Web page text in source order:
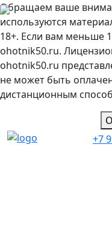
Обращаем ваше
используются
18+. Если вам меньше
ohotnik50.ru.
ohotnik50.ru
не может быть
дистанционным
+7